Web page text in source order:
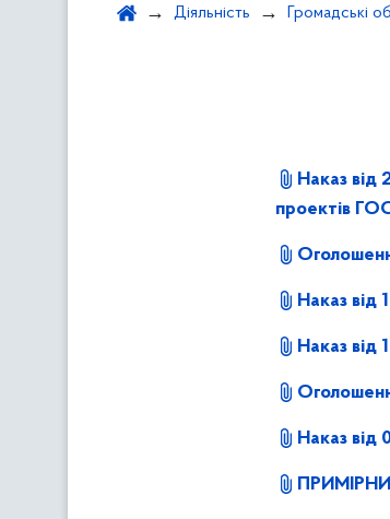
Діяльність Громадські
Наказ від
проектів
Наказ
Наказ від
Наказ від